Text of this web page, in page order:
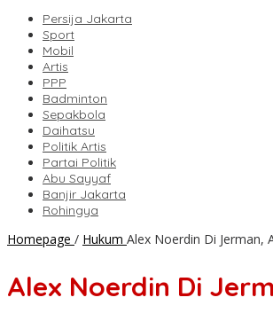
Persija Jakarta
Sport
Mobil
Artis
PPP
Badminton
Sepakbola
Daihatsu
Politik Artis
Partai Politik
Abu Sayyaf
Banjir Jakarta
Rohingya
Homepage / Hukum Alex Noerdin Di Jerman,
Alex Noerdin Di